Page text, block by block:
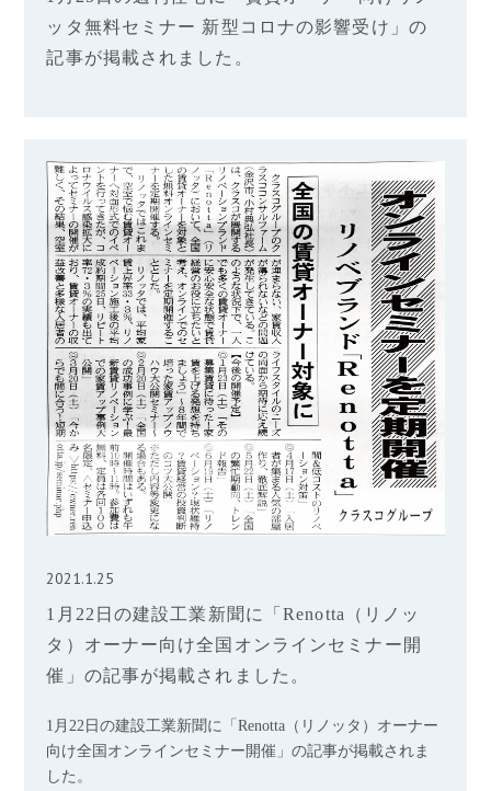
ッタ無料セミナー 新型コロナの影響受け」の
記事が掲載されました。
2021.1.25
1月22日の建設工業新聞に「Renotta（リノッ
タ）オーナー向け全国オンラインセミナー開
催」の記事が掲載されました。
1月22日の建設工業新聞に「Renotta（リノッタ）オーナー
向け全国オンラインセミナー開催」の記事が掲載されま
した。